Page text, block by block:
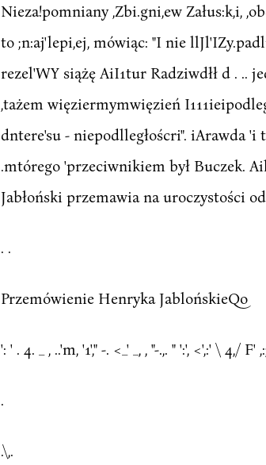
Nieza!pomniany ,Zbi.gni,ew Załus:k,i,
to ;n:aj'lepi,ej, mówiąc: "I nie
rezel'WY siążę AiI1tur Radziwdłł d . ..
,tażem więziermymwięzień
dntere'su - niepodlległoścri". iArawda 'i
.mtórego 'przeciwnikiem był Buczek.
Jabłoński przemawia na uroczystości
Przemówienie Henryka JablońskieQo
': ' . 4. _ , ..'m, '1'," -. <_' _, , "-.,. " ':', <',:' \ 4,/
.\,.